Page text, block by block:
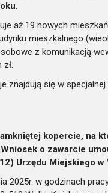
aż 19 nowych
mieszkalnego
z komunikacją
się w specjalnej
kopercie, na
o zawarcie
Urzędu Miejskiego
2025r. w godzinach